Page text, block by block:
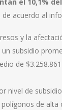
el 10,1%
de acuerdo al
y la
subsidio
de
nivel de
de alta